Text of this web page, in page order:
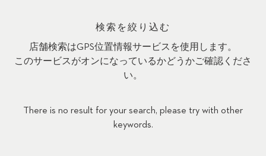
検索を絞り込む
店舗検索はGPS位置情報サービスを使用します。
このサービスがオンになっているかどうかご確認くださ
い。
There is no result for your search, please try with other
keywords.